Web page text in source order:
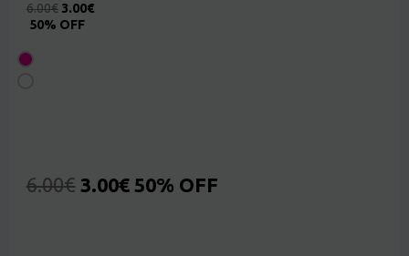
6.00€ 3.00€
50% OFF
6.00€ 3.00€ 50% OFF